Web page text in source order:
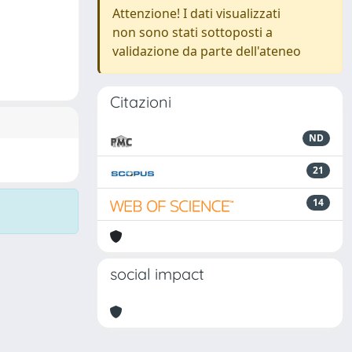
Attenzione! I dati visualizzati
non sono stati sottoposti a
validazione da parte dell'ateneo
Citazioni
ND
21
14
social impact